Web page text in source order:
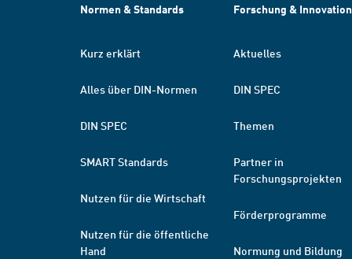
Normen & Standards
Kurz erklärt
Alles über DIN-Normen
DIN SPEC
SMART Standards
Nutzen für die Wirtschaft
Nutzen für die öffentliche
Hand
Forschung & Innovation
Aktuelles
DIN SPEC
Themen
Partner in
Forschungsprojekten
Förderprogramme
Normung und Bildung